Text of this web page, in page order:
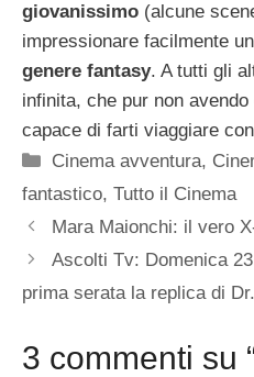
giovanissimo (alcune
impressionare facilmente
genere fantasy. A tutti gli
infinita, che pur non
capace di farti viaggiare
Categorie
Cinema avventura,
fantastico, Tutto il Cinema
Mara Maionchi: il vero
Ascolti Tv: Domenica
prima serata la replica di
3 commenti su